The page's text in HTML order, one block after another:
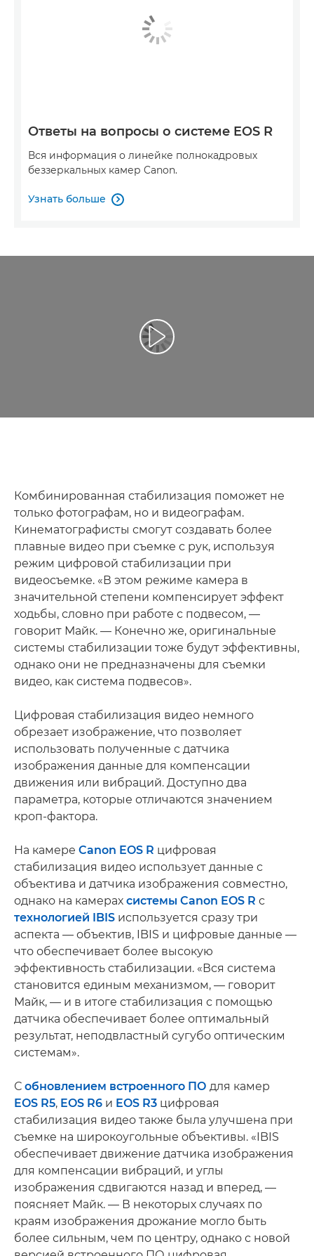
Ответы на вопросы о системе EOS R
Вся информация о линейке полнокадровых
беззеркальных камер Canon.
Узнать больше 
Воспроизведение видео
Комбинированная стабилизация поможет не
только фотографам, но и видеографам.
Кинематографисты смогут создавать более
плавные видео при съемке с рук, используя
режим цифровой стабилизации при
видеосъемке. «В этом режиме камера в
значительной степени компенсирует эффект
ходьбы, словно при работе с подвесом, —
говорит Майк. — Конечно же, оригинальные
системы стабилизации тоже будут эффективны,
однако они не предназначены для съемки
видео, как система подвесов».
Цифровая стабилизация видео немного
обрезает изображение, что позволяет
использовать полученные с датчика
изображения данные для компенсации
движения или вибраций. Доступно два
параметра, которые отличаются значением
кроп-фактора.
На камере Canon EOS R цифровая
стабилизация видео использует данные с
объектива и датчика изображения совместно,
однако на камерах системы Canon EOS R с
технологией IBIS используется сразу три
аспекта — объектив, IBIS и цифровые данные —
что обеспечивает более высокую
эффективность стабилизации. «Вся система
становится единым механизмом, — говорит
Майк, — и в итоге стабилизация с помощью
датчика обеспечивает более оптимальный
результат, неподвластный сугубо оптическим
системам».
С обновлением встроенного ПО для камер
EOS R5, EOS R6 и EOS R3 цифровая
стабилизация видео также была улучшена при
съемке на широкоугольные объективы. «IBIS
обеспечивает движение датчика изображения
для компенсации вибраций, и углы
изображения сдвигаются назад и вперед, —
поясняет Майк. — В некоторых случаях по
краям изображения дрожание могло быть
более сильным, чем по центру, однако с новой